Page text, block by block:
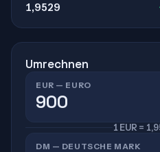
1,9529
Umrechnen
EUR — EURO
1 EUR =
DM — DEUTSCHE MARK